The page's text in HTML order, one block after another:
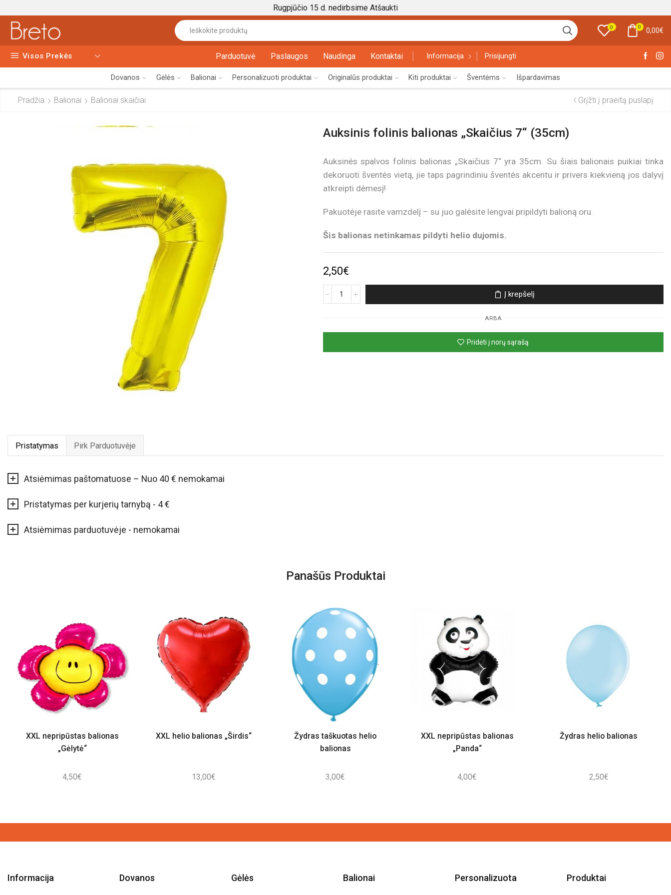
Rugpjūčio 15 d. nedirbsime Atšaukti
input
0 0 0,00€
Visos Prekės Parduotuvė Paslaugos Naudinga Kontaktai Informacija Prisijungti
Dovanos Gėlės Balionai Personalizuoti produktai Originalūs produktai Kiti produktai Šventėms Išpardavimas
Pradžia Balionai Balionai skaičiai Grįžti į praeitą puslapį
Auksinis folinis balionas „Skaičius 7“ (35cm)
Auksinės spalvos folinis balionas „Skaičius 7“ yra 35cm. Su šiais balionais puikiai tinka
dekoruoti šventės vietą, jie taps pagrindiniu šventės akcentu ir privers kiekvieną jos dalyvį
atkreipti dėmesį!
Pakuotėje rasite vamzdelį – su juo galėsite lengvai pripildyti balioną oru.
Šis balionas netinkamas pildyti helio dujomis.
2,50€
produkto
balionas
Į krepšelį
ARBA
Pridėti į norų sąrašą
Pristatymas Pirk Parduotuvėje
Atsiėmimas paštomatuose – Nuo 40 € nemokamai
Pristatymas per kurjerių tarnybą - 4 €
Atsiėmimas parduotuvėje - nemokamai
Panašūs Produktai
XXL nepripūstas balionas
„Gėlytė“
4,50€
XXL helio balionas „Širdis“
13,00€
Žydras taškuotas helio
balionas
3,00€
XXL nepripūstas balionas
„Panda“
4,00€
Žydras helio balionas
2,50€
Informacija Dovanos Gėlės Balionai Personalizuota Produktai